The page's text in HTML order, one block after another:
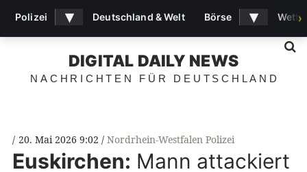
DIGITAL DAILY NEWS
NACHRICHTEN FÜR DEUTSCHLAND
20. Mai 2026 9:02 Nordrhein-Westfalen Polizei
Euskirchen: Mann attackiert
Polizei ▾ Deutschland & Welt Börse ▾ ›